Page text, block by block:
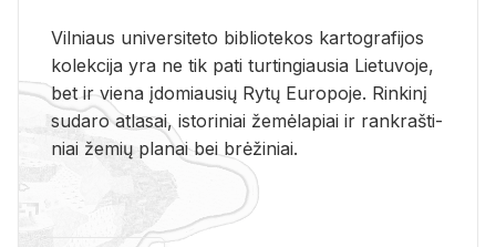
Vil­niaus uni­ver­si­te­to bi­b­lio­te­kos kar­to­gra­fi­jos
ko­lek­ci­ja yra ne tik pati tur­tin­giau­sia Lie­tu­vo­je,
bet ir vie­na įdo­miau­sių Rytų Eu­ro­po­je. Rin­ki­nį
su­da­ro at­la­sai, is­to­ri­niai že­mė­la­piai ir rank­raš­ti­
niai že­mių pla­nai bei brė­ži­niai.